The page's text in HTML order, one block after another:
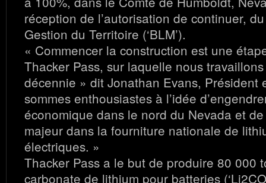
réception de l’autorisation de continuer,
Gestion du Territoire (‘BLM’).
« Commencer la construction est une
Thacker Pass, sur laquelle nous
décennie » dit Jonathan Evans, Président
sommes enthousiastes à l’idée
économique dans le nord du Nevada et
majeur dans la fourniture nationale de
électriques. »
Thacker Pass a le but de produire 80 000
carbonate de lithium pour batteries